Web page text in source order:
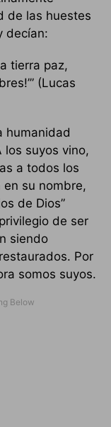
de las huestes
decían:
tierra paz,
(Lucas
humanidad
los suyos vino,
a todos los
en su nombre,
de Dios”
de ser
siendo
Por
somos suyos.